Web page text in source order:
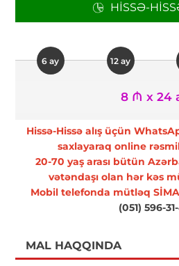
HISSƏ-
6 ay 12 ay
8 ₼ x 24
Hissə-Hissə alış üçün
saxlayaraq online
20-70 yaş arası bütün
vətəndaşı olan hər kəs
Mobil telefonda mütləq SİMA
(051) 596-
MAL HAQQINDA